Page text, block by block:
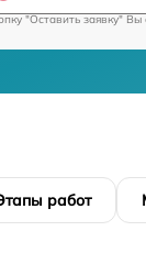
"Оставить заявку" Вы
работ